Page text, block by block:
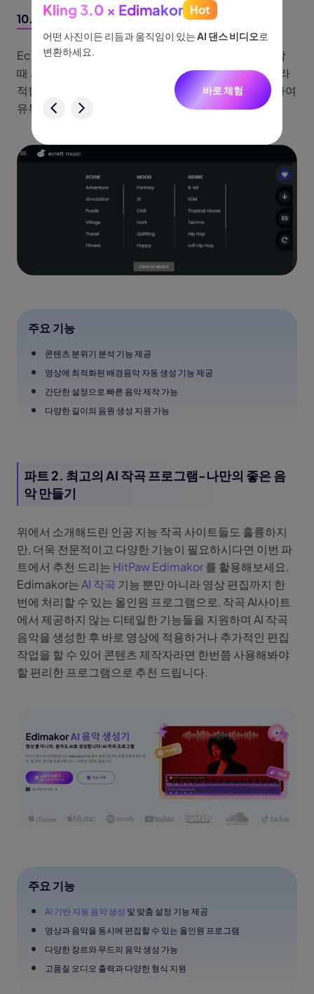
10. Ecrett Music
Ecrett Music은 영상 콘텐츠에 맞춘 음악 생성이 필요할
때 사용하기 좋은 AI 작곡 사이트로 영상의 분위기에 따라
적합한 배경음악을 자동으로 추천해주는 기능을 제공하여
유튜브나 광고 영상 제작이 필요할 때 유용합니다.
주요 기능
콘텐츠 분위기 분석 기능 제공
영상에 최적화된 배경음악 자동 생성 기능 제공
간단한 설정으로 빠른 음악 제작 가능
다양한 길이의 음원 생성 지원 가능
파트 2. 최고의 AI 작곡 프로그램-나만의 좋은 음
악 만들기
위에서 소개해드린 인공 지능 작곡 사이트들도 훌륭하지
만, 더욱 전문적이고 다양한 기능이 필요하시다면 이번 파
트에서 추천 드리는 HitPaw Edimakor를 활용해보세요.
Edimakor는AI 작곡 기능 뿐만 아니라 영상 편집까지 한
번에 처리할 수 있는 올인원 프로그램으로, 작곡 AI사이트
에서 제공하지 않는 디테일한 기능들을 지원하며 AI 작곡
음악을 생성한 후 바로 영상에 적용하거나 추가적인 편집
작업을 할 수 있어 콘텐츠 제작자라면 한번쯤 사용해봐야
할 편리한 프로그램으로 추천 드립니다.
주요 기능
AI 기반 자동 음악 생성 및 맞춤 설정 기능 제공
영상과 음악을 동시에 편집할 수 있는 올인원 프로그램
다양한 장르와 무드의 음악 생성 가능
고품질 오디오 출력과 다양한 형식 지원
니
Kling 3.0 × Edimakor Hot
어떤 사진이든 리듬과 움직임이 있는AI 댄스 비디오로
변환하세요.
바로 체험
터, 네
니다.